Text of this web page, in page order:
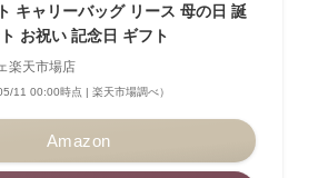
キャリーバッグ リース 母の日 誕
お祝い 記念日 ギフト
楽天市場店
11 00:00時点 | 楽天市場調べ）
Amazon